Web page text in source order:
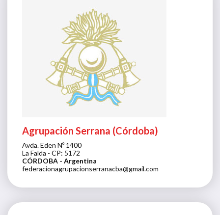
Agrupación Serrana (Córdoba)
Avda. Eden Nº 1400
La Falda - CP: 5172
CÓRDOBA - Argentina
federacionagrupacionserranacba@gmail.com